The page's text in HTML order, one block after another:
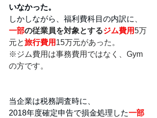
いなかった。
しかしながら、福利費科目の内訳に
一部の従業員を対象とするジム費用5万
元と旅行費用 15万元があった。
※ジム費用は事務費用ではなく、Gym
の方です。
当企業は税務調査時に、
2018年度確定申告で損金処理した一部